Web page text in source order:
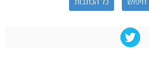
כל הכתבות